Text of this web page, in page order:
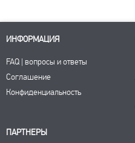
ИНФОРМАЦИЯ
FAQ | вопросы и ответы
Соглашение
Конфиденциальность
ПАРТНЕРЫ